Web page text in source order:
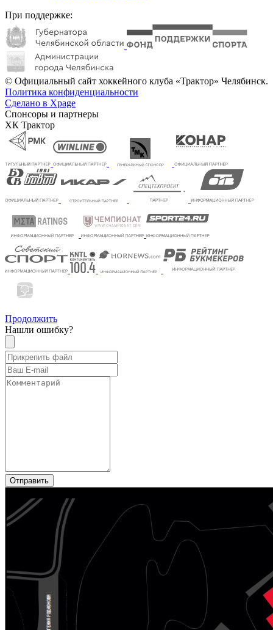
При поддержке:
© Официальный сайт хоккейного клуба «Трактор» Челябинск.
Политика конфиденциальности
Сделано в Xpage
Спонсоры и партнеры
ХК Трактор
Продолжить
Нашли ошибку?